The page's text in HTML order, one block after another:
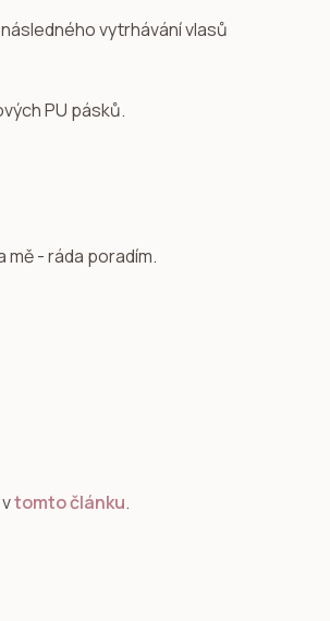
vytrhávání vlasů
PU pásků.
- ráda poradím.
tomto článku.